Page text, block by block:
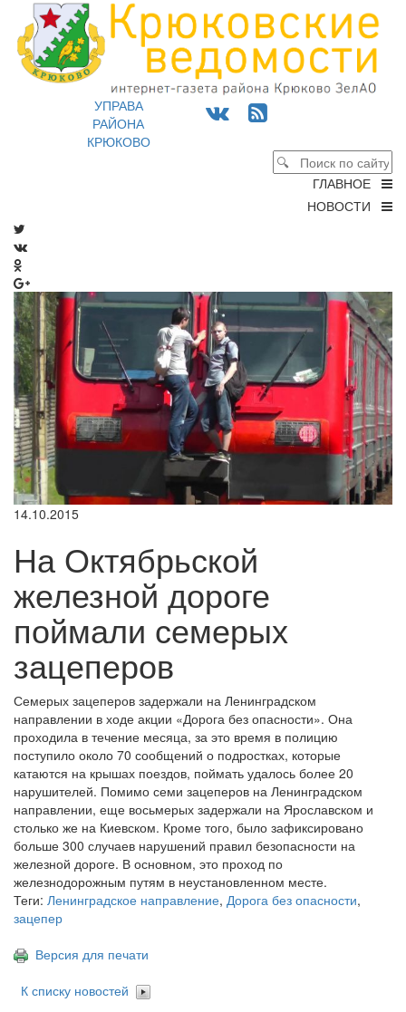
УПРАВА
РАЙОНА
КРЮКОВО
ГЛАВНОЕ
НОВОСТИ
14.10.2015
На Октябрьской
железной дороге
поймали семерых
зацеперов
Семерых зацеперов задержали на Ленинградском
направлении в ходе акции «Дорога без опасности». Она
проходила в течение месяца, за это время в полицию
поступило около 70 сообщений о подростках, которые
катаются на крышах поездов, поймать удалось более 20
нарушителей. Помимо семи зацеперов на Ленинградском
направлении, еще восьмерых задержали на Ярославском и
столько же на Киевском. Кроме того, было зафиксировано
больше 300 случаев нарушений правил безопасности на
железной дороге. В основном, это проход по
железнодорожным путям в неустановленном месте.
Теги: Ленинградское направление, Дорога без опасности,
зацепер
Версия для печати
К списку новостей